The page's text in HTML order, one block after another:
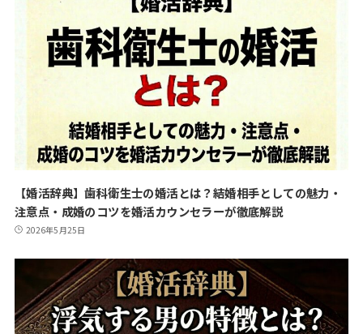
【婚活辞典】歯科衛生士の婚活とは？結婚相手としての魅力・
注意点・成婚のコツを婚活カウンセラーが徹底解説
2026年5月25日